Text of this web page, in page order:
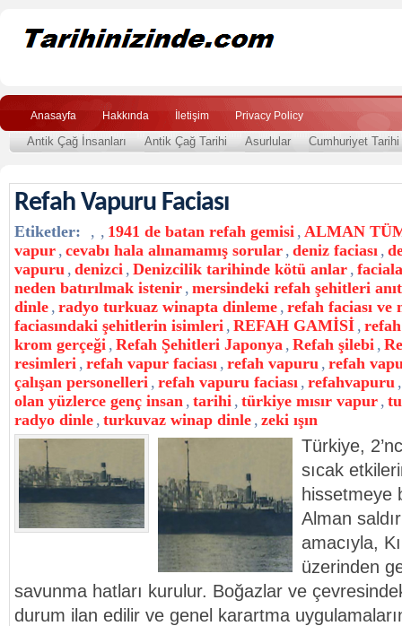
Anasayfa Hakkında İletişim Privacy Policy
Antik Çağ İnsanları Antik Çağ Tarihi Asurlular Cumhuriyet Tarihi
Refah Vapuru Faciası
Etiketler: , , 1941 de batan refah gemisi , ALMAN
vapur , cevabı hala alınamamış sorular , deniz faciası ,
vapuru , denizci , Denizcilik tarihinde kötü anlar ,
neden batırılmak istenir , mersindeki refah şehitleri
dinle , radyo turkuaz winapta dinleme , refah faciası ve
faciasındaki şehitlerin isimleri , REFAH GAMİSİ ,
krom gerçeği , Refah Şehitleri Japonya , Refah şilebi ,
resimleri , refah vapur faciası , refah vapuru , refah
çalışan personelleri , refah vapuru faciası , refahvapuru ,
olan yüzlerce genç insan , tarihi , türkiye mısır vapur ,
radyo dinle , turkuvaz winap dinle , zeki ışın
Türkiye,
sıcak
hissetmeye
Alman
amacıyla,
üzerinden
savunma hatları kurulur. Boğazlar ve
durum ilan edilir ve genel karartma